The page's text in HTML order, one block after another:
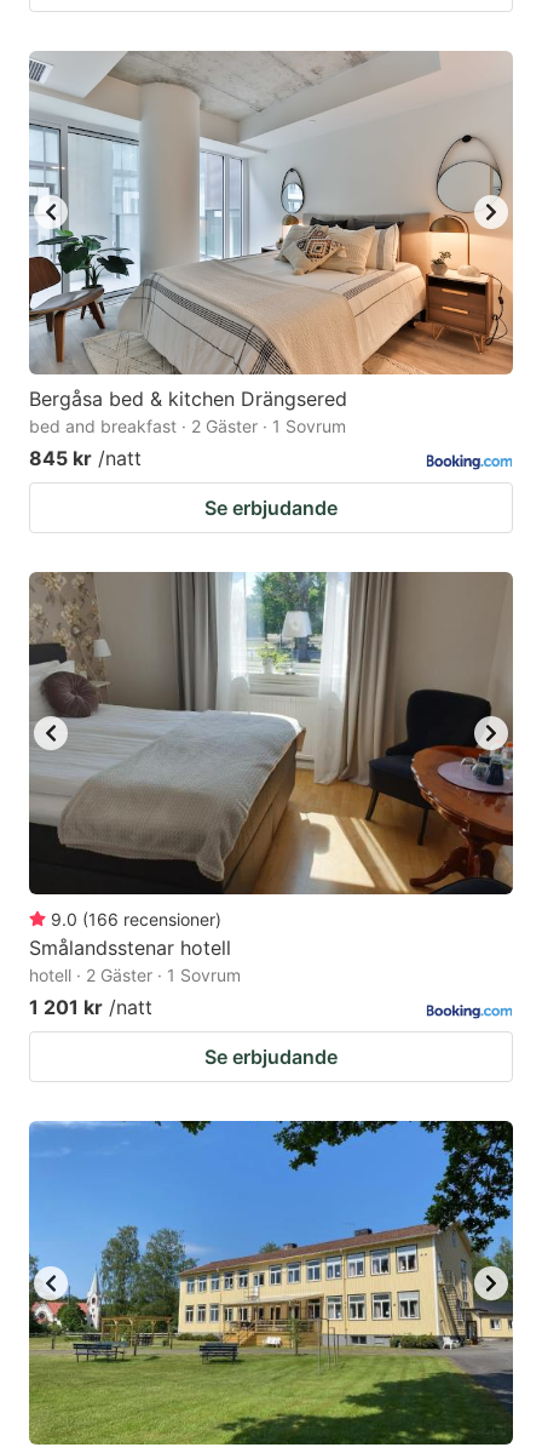
Bergåsa bed & kitchen Drängsered
bed and breakfast · 2 Gäster · 1 Sovrum
845 kr /natt
Se erbjudande
9.0 (166 recensioner)
Smålandsstenar hotell
hotell · 2 Gäster · 1 Sovrum
1 201 kr /natt
Se erbjudande